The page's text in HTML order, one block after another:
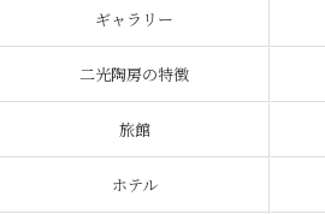
ギャラリー
二光陶房の特徴
旅館
ホテル